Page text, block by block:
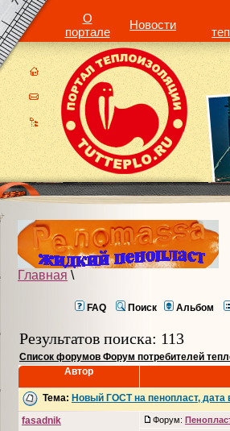
О
портале
Новости
Главная \
FAQ Поиск Альбом
Результатов поиска: 113
Список форумов Форум потребителей
Автор
Тема: Новый ГОСТ на пенопласт, дата
fasadnik
Форум: